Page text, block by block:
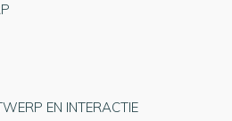
EN INTERACTIE